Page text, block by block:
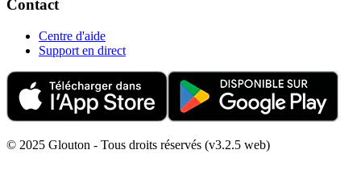
Contact
Centre d'aide
Support en direct
© 2025 Glouton - Tous droits réservés (v3.2.5 web)